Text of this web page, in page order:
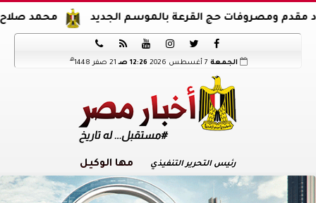
محمد صلاح يوقع ومصروفات حج القرعة بالموسم الجديد






الجمعة 12:26 صـ 21 صفر 1448 هـ
رئيس التحرير التنفيذي مها الوكيل